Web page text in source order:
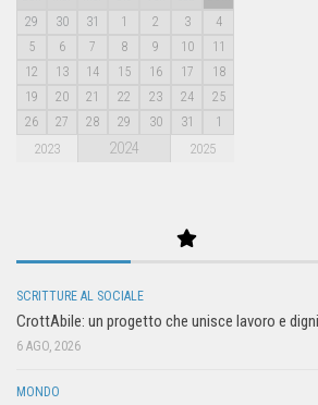
29
30 31 1 2 3
4
5
6 7 8 9 10
11
12
13 14 15 16 17
18
19
20 21 22 23 24
25
26
27 28 29 30 31 1
2023 2024 2025
SCRITTURE AL SOCIALE
CrottAbile: un progetto che unisce lavoro e
6 AGO, 2026
MONDO